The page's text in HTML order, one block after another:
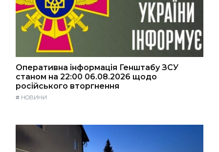
Оперативна інформація Генштабу ЗСУ
станом на 22:00 06.08.2026 щодо
російського вторгнення
# НОВИНИ